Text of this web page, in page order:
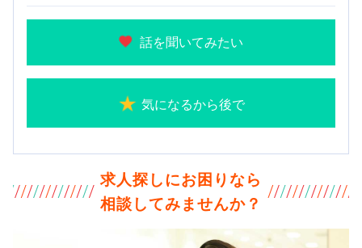
話を聞いてみたい
気になるから後で
求人探しにお困りなら
相談してみませんか？